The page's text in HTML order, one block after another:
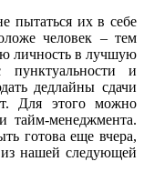
пытаться их в себе
человек – тем
личность в лучшую
и
дедлайны сдачи
Для этого можно
тайм-менеджмента.
готова еще вчера,
нашей следующей